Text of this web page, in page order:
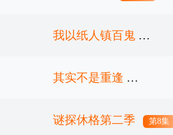
我以纸人镇百鬼
第10集已完结
其实不是重逢
第16集已完结
谜探休格第二季 第8集